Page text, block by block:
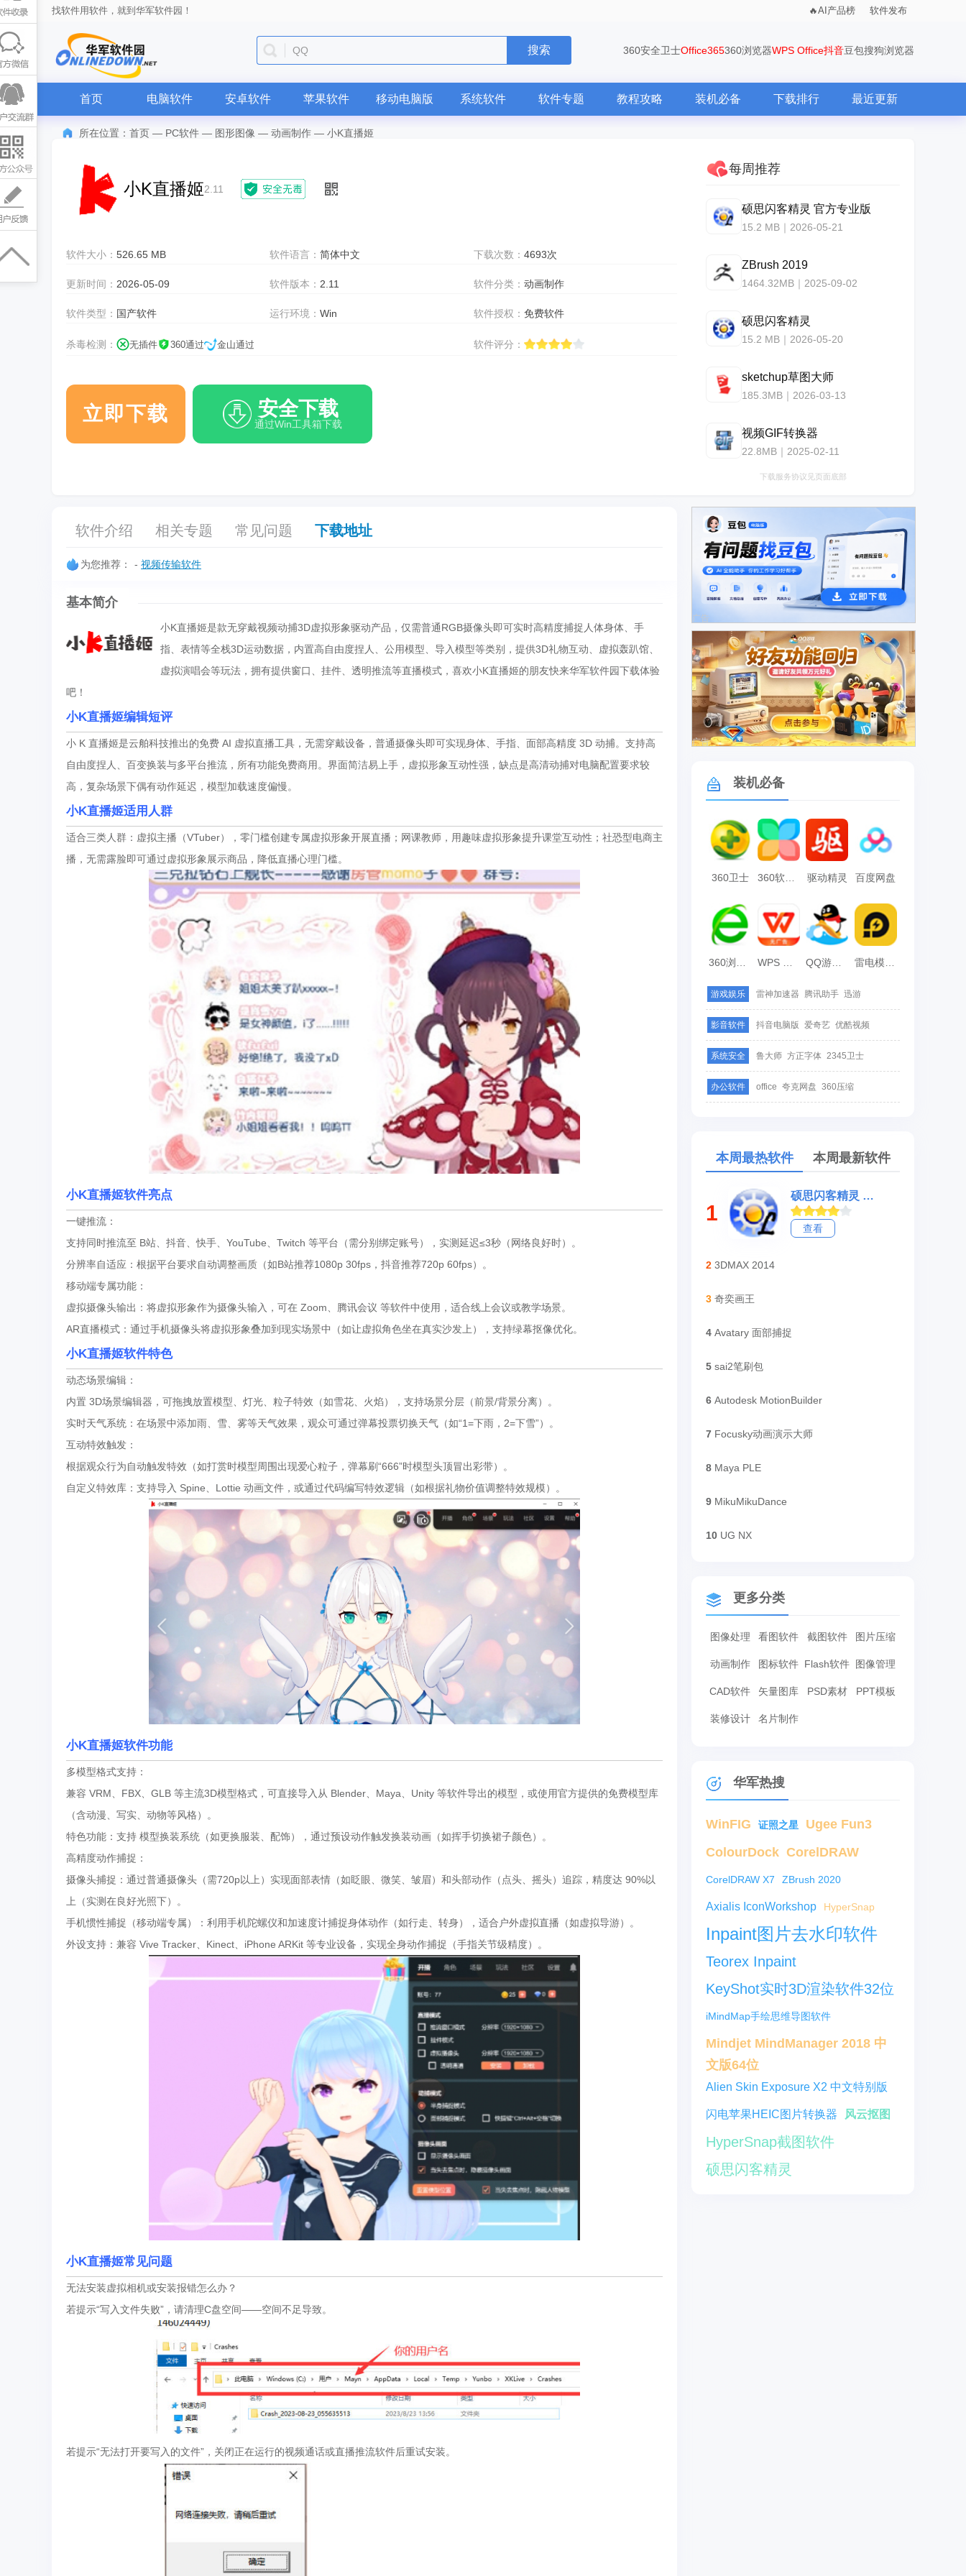
找软件用软件，就到华军软件园！ AI产品榜 软件发布
QQ 搜索 360安全卫士Office365360浏览器WPS Office抖音豆包搜狗浏览器
首页 电脑软件 安卓软件 苹果软件 移动电脑版 系统软件 软件专题 教程攻略 装机必备 下载排行 最近更新
所在位置： 首页 — PC软件 — 图形图像 — 动画制作 — 小K直播姬
小K直播姬2.11
软件大小： 526.65 MB 软件语言：简体中文 下载次数： 4693次
更新时间： 2026-05-09 软件版本： 2.11 软件分类： 动画制作
软件类型： 国产软件 运行环境：Win 软件授权： 免费软件
杀毒检测： 无插件 360通过 金山通过 软件评分：
立即下载 安全下载
通过Win工具箱下载
每周推荐
硕思闪客精灵 官方专业版
15.2 MB｜2026-05-21
ZBrush 2019
1464.32MB｜2025-09-02
硕思闪客精灵
15.2 MB｜2026-05-20
sketchup草图大师
185.3MB｜2026-03-13
视频GIF转换器
22.8MB｜2025-02-11
下载服务协议见页面底部
软件介绍 相关专题 常见问题 下载地址
为您推荐： - 视频传输软件
基本简介
小K直播姬是款无穿戴视频动捕3D虚拟形象驱动产品，仅需普通RGB摄像头即可实时高精度捕捉人体身体、手
指、表情等全栈3D运动数据，内置高自由度捏人、公用模型、导入模型等类别，提供3D礼物互动、虚拟轰趴馆、
虚拟演唱会等玩法，拥有提供窗口、挂件、透明推流等直播模式，喜欢小K直播姬的朋友快来华军软件园下载体验
吧！
小K直播姬编辑短评
小 K 直播姬是云舶科技推出的免费 AI 虚拟直播工具，无需穿戴设备，普通摄像头即可实现身体、手指、面部高精度 3D 动捕。支持高
自由度捏人、百变换装与多平台推流，所有功能免费商用。界面简洁易上手，虚拟形象互动性强，缺点是高清动捕对电脑配置要求较
高，复杂场景下偶有动作延迟，模型加载速度偏慢。
小K直播姬适用人群
适合三类人群：虚拟主播（VTuber），零门槛创建专属虚拟形象开展直播；网课教师，用趣味虚拟形象提升课堂互动性；社恐型电商主
播，无需露脸即可通过虚拟形象展示商品，降低直播心理门槛。
小K直播姬软件亮点
一键推流：
支持同时推流至 B站、抖音、快手、YouTube、Twitch 等平台（需分别绑定账号），实测延迟≤3秒（网络良好时）。
分辨率自适应：根据平台要求自动调整画质（如B站推荐1080p 30fps，抖音推荐720p 60fps）。
移动端专属功能：
虚拟摄像头输出：将虚拟形象作为摄像头输入，可在 Zoom、腾讯会议 等软件中使用，适合线上会议或教学场景。
AR直播模式：通过手机摄像头将虚拟形象叠加到现实场景中（如让虚拟角色坐在真实沙发上），支持绿幕抠像优化。
小K直播姬软件特色
动态场景编辑：
内置 3D场景编辑器，可拖拽放置模型、灯光、粒子特效（如雪花、火焰），支持场景分层（前景/背景分离）。
实时天气系统：在场景中添加雨、雪、雾等天气效果，观众可通过弹幕投票切换天气（如“1=下雨，2=下雪”）。
互动特效触发：
根据观众行为自动触发特效（如打赏时模型周围出现爱心粒子，弹幕刷“666”时模型头顶冒出彩带）。
自定义特效库：支持导入 Spine、Lottie 动画文件，或通过代码编写特效逻辑（如根据礼物价值调整特效规模）。
小K直播姬软件功能
多模型格式支持：
兼容 VRM、FBX、GLB 等主流3D模型格式，可直接导入从 Blender、Maya、Unity 等软件导出的模型，或使用官方提供的免费模型库
（含动漫、写实、动物等风格）。
特色功能：支持 模型换装系统（如更换服装、配饰），通过预设动作触发换装动画（如挥手切换裙子颜色）。
高精度动作捕捉：
摄像头捕捉：通过普通摄像头（需720p以上）实现面部表情（如眨眼、微笑、皱眉）和头部动作（点头、摇头）追踪，精度达 90%以
上（实测在良好光照下）。
手机惯性捕捉（移动端专属）：利用手机陀螺仪和加速度计捕捉身体动作（如行走、转身），适合户外虚拟直播（如虚拟导游）。
外设支持：兼容 Vive Tracker、Kinect、iPhone ARKit 等专业设备，实现全身动作捕捉（手指关节级精度）。
小K直播姬常见问题
无法安装虚拟相机或安装报错怎么办？
若提示“写入文件失败”，请清理C盘空间——空间不足导致。
若提示“无法打开要写入的文件”，关闭正在运行的视频通话或直播推流软件后重试安装。
广告
广告
装机必备
360卫士 360软件管家 驱动精灵 百度网盘
雷电模拟器
游戏娱乐 雷神加速器 腾讯助手 迅游
影音软件 抖音电脑版 爱奇艺 优酷视频
系统安全 鲁大师 方正字体 2345卫士
办公软件 office 夸克网盘 360压缩
本周最热软件 本周最新软件
1
硕思闪客精灵 官方专业版
查看
2 3DMAX 2014
3 奇奕画王
4 Avatary 面部捕捉
5 sai2笔刷包
6 Autodesk MotionBuilder
7 Focusky动画演示大师
8 Maya PLE
9 MikuMikuDance
10 UG NX
更多分类
图像处理 看图软件 截图软件 图片压缩
动画制作 图标软件 Flash软件 图像管理
CAD软件 矢量图库 PSD素材 PPT模板
装修设计 名片制作
华军热搜
WinFIG 证照之星
Ugee Fun3
ColourDock CorelDRAW
CorelDRAW X7 ZBrush 2020
Axialis IconWorkshop HyperSnap
Inpaint图片去水印软件
Teorex Inpaint
KeyShot实时3D渲染软件32位
iMindMap手绘思维导图软件
Mindjet MindManager 2018 中
文版64位
Alien Skin Exposure X2 中文特别版
闪电苹果HEIC图片转换器 风云抠图
HyperSnap截图软件
硕思闪客精灵